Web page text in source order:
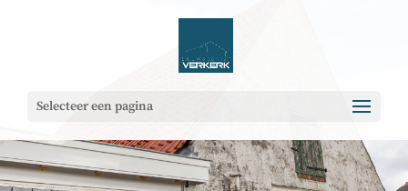
Selecteer een pagina